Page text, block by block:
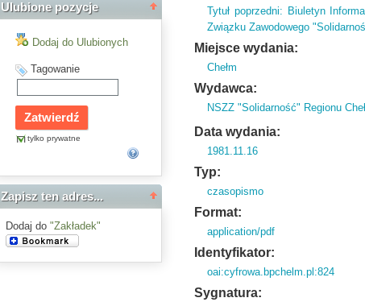
Ulubione pozycje
Dodaj do Ulubionych
Tagowanie
tylko prywatne
Zapisz ten adres...
Dodaj do "Zakładek"
Tytuł poprzedni: Biuletyn
Związku Zawodowego
Miejsce wydania:
Chełm
Wydawca:
NSZZ "Solidarność" Regionu
Data wydania:
1981.11.16
Typ:
czasopismo
Format:
application/pdf
Identyfikator:
oai:cyfrowa.bpchelm.pl:824
Sygnatura: